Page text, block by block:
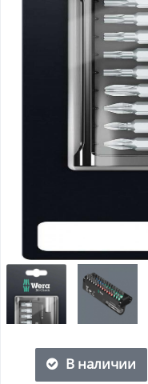
В наличии